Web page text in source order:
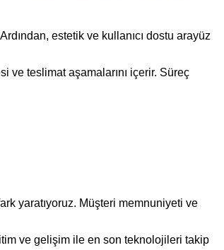
estetik ve kullanıcı dostu arayüz
ve teslimat aşamalarını içerir. Süreç
yaratıyoruz. Müşteri memnuniyeti ve
ve gelişim ile en son teknolojileri takip